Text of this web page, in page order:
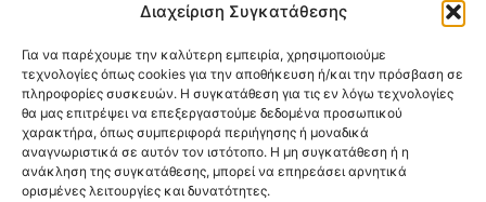
Διαχείριση Συγκατάθεσης
Για να παρέχουμε την καλύτερη εμπειρία, χρησιμοποιούμε
τεχνολογίες όπως cookies για την αποθήκευση ή/και την πρόσβαση σε
πληροφορίες συσκευών. Η συγκατάθεση για τις εν λόγω τεχνολογίες
θα μας επιτρέψει να επεξεργαστούμε δεδομένα προσωπικού
χαρακτήρα, όπως συμπεριφορά περιήγησης ή μοναδικά
αναγνωριστικά σε αυτόν τον ιστότοπο. Η μη συγκατάθεση ή η
ανάκληση της συγκατάθεσης, μπορεί να επηρεάσει αρνητικά
ορισμένες λειτουργίες και δυνατότητες.